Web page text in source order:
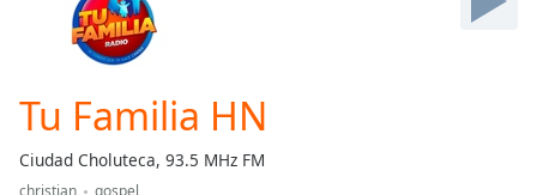
Duration
-:-
Loaded:
Tu Familia HN
Ciudad Choluteca, 93.5 MHz FM
christian
gospel